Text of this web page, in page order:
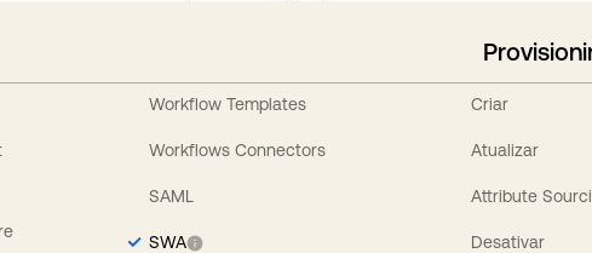
Workflow Templates
Workflows Connectors
SAML
SWA
Criar
Atualizar
Attribute
Desativar